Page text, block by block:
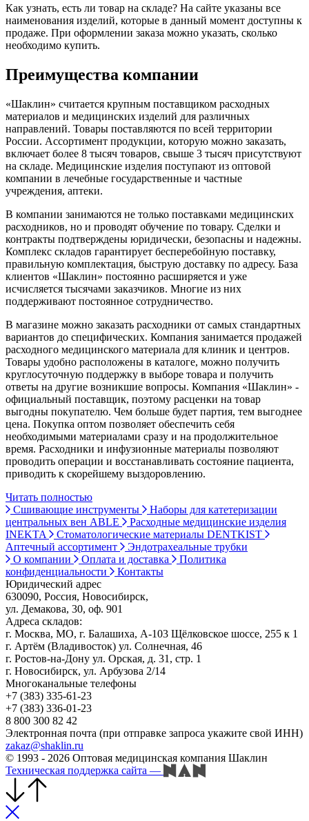
Как узнать, есть ли товар на складе? На сайте указаны все
наименования изделий, которые в данный момент доступны к
продаже. При оформлении заказа можно указать, сколько
необходимо купить.
Преимущества компании
«Шаклин» считается крупным поставщиком расходных
материалов и медицинских изделий для различных
направлений. Товары поставляются по всей территории
России. Ассортимент продукции, которую можно заказать,
включает более 8 тысяч товаров, свыше 3 тысяч присутствуют
на складе. Медицинские изделия поступают из оптовой
компании в лечебные государственные и частные
учреждения, аптеки.
В компании занимаются не только поставками медицинских
расходников, но и проводят обучение по товару. Сделки и
контракты подтверждены юридически, безопасны и надежны.
Комплекс складов гарантирует бесперебойную поставку,
правильную комплектация, быструю доставку по адресу. База
клиентов «Шаклин» постоянно расширяется и уже
исчисляется тысячами заказчиков. Многие из них
поддерживают постоянное сотрудничество.
В магазине можно заказать расходники от самых стандартных
вариантов до специфических. Компания занимается продажей
расходного медицинского материала для клиник и центров.
Товары удобно расположены в каталоге, можно получить
круглосуточную поддержку в выборе товара и получить
ответы на другие возникшие вопросы. Компания «Шаклин» -
официальный поставщик, поэтому расценки на товар
выгодны покупателю. Чем больше будет партия, тем выгоднее
цена. Покупка оптом позволяет обеспечить себя
необходимыми материалами сразу и на продолжительное
время. Расходники и инфузионные материалы позволяют
проводить операции и восстанавливать состояние пациента,
приводить к скорейшему выздоровлению.
Читать полностью
Сшивающие инструменты
Наборы для катетеризации
центральных вен ABLE
Расходные медицинские изделия
INEKTA
Стоматологические материалы DENTKIST
Аптечный ассортимент
Эндотрахеальные трубки
О компании
Оплата и доставка
Политика
конфиденциальности
Контакты
Юридический адрес
630090, Россия, Новосибирск,
ул. Демакова, 30, оф. 901
Адреса складов:
г. Москва, МО, г. Балашиха, А-103 Щёлковское шоссе, 255 к 1
г. Артём (Владивосток) ул. Солнечная, 46
г. Ростов-на-Дону ул. Орская, д. 31, стр. 1
г. Новосибирск, ул. Арбузова 2/14
Многоканальные телефоны
+7 (383) 335-61-23
+7 (383) 336-01-23
8 800 300 82 42
Электронная почта (при отправке запроса укажите свой ИНН)
zakaz@shaklin.ru
© 1993 - 2026 Оптовая медицинская компания Шаклин
Техническая поддержка сайта —